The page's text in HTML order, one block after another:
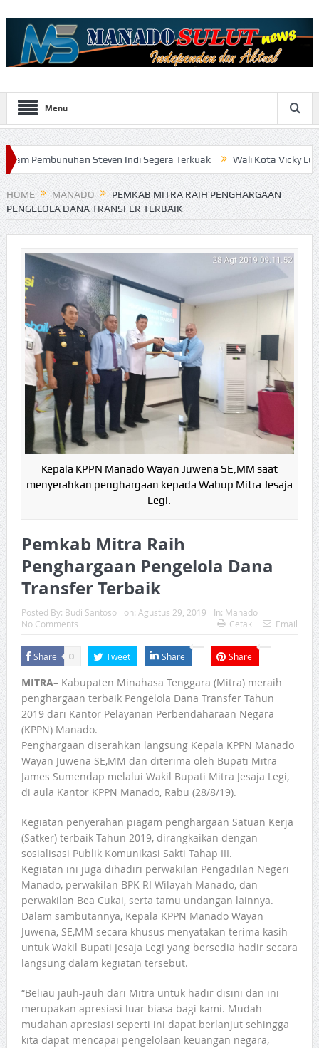
Menu
Steven Indi Segera Terkuak Wali Kota Vicky Lumentut
HOME MANADO
PEMKAB MITRA RAIH PENGHARGAAN
PENGELOLA DANA TRANSFER TERBAIK
Kepala KPPN Manado Wayan Juwena SE,MM saat
menyerahkan penghargaan kepada Wabup Mitra Jesaja
Legi.
Pemkab Mitra Raih
Penghargaan Pengelola Dana
Transfer Terbaik
Posted By: Budi Santoso on: Agustus 29, 2019 In: Manado
No Comments
Cetak Email
Share 0 Tweet Share Share
MITRA– Kabupaten Minahasa Tenggara (Mitra) meraih
penghargaan terbaik Pengelola Dana Transfer Tahun
2019 dari Kantor Pelayanan Perbendaharaan Negara
(KPPN) Manado.
Penghargaan diserahkan langsung Kepala KPPN Manado
Wayan Juwena SE,MM dan diterima oleh Bupati Mitra
James Sumendap melalui Wakil Bupati Mitra Jesaja Legi,
di aula Kantor KPPN Manado, Rabu (28/8/19).
Kegiatan penyerahan piagam penghargaan Satuan Kerja
(Satker) terbaik Tahun 2019, dirangkaikan dengan
sosialisasi Publik Komunikasi Sakti Tahap III.
Kegiatan ini juga dihadiri perwakilan Pengadilan Negeri
Manado, perwakilan BPK RI Wilayah Manado, dan
perwakilan Bea Cukai, serta tamu undangan lainnya.
Dalam sambutannya, Kepala KPPN Manado Wayan
Juwena, SE,MM secara khusus menyatakan terima kasih
untuk Wakil Bupati Jesaja Legi yang bersedia hadir secara
langsung dalam kegiatan tersebut.
“Beliau jauh-jauh dari Mitra untuk hadir disini dan ini
merupakan apresiasi luar biasa bagi kami. Mudah-
mudahan apresiasi seperti ini dapat berlanjut sehingga
kita dapat mencapai pengelolaan keuangan negara,